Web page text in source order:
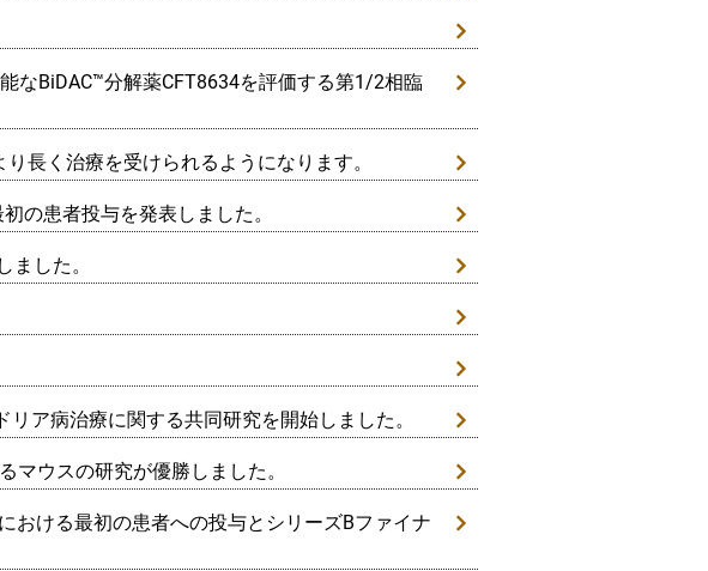
なBiDAC™分解薬CFT8634を評価する第1/2相臨
長く治療を受けられるようになります。
の患者投与を発表しました。
した。
ア病治療に関する共同研究を開始しました。
マウスの研究が優勝しました。
おける最初の患者への投与とシリーズBファイナ